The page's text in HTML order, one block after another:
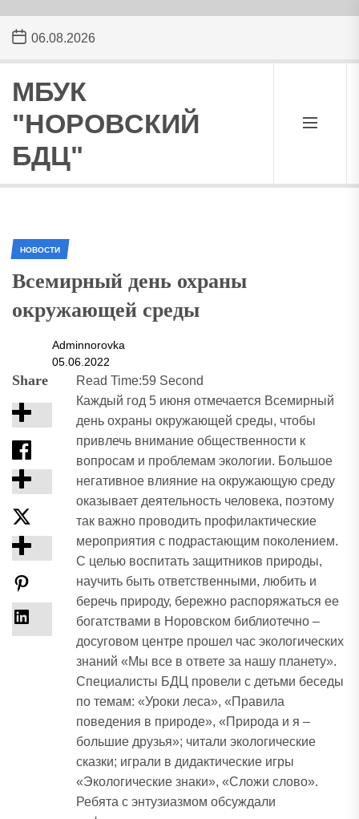
the
content
06.08.2026
МБУК
"НОРОВСКИЙ
БДЦ"
НОВОСТИ
Всемирный день охраны
окружающей среды
Adminnorovka
05.06.2022
Share Read Time:59 Second
Каждый год 5 июня отмечается Всемирный
день охраны окружающей среды, чтобы
привлечь внимание общественности к
вопросам и проблемам экологии. Большое
негативное влияние на окружающую среду
оказывает деятельность человека, поэтому
так важно проводить профилактические
мероприятия с подрастающим поколением.
С целью воспитать защитников природы,
научить быть ответственными, любить и
беречь природу, бережно распоряжаться ее
богатствами в Норовском библиотечно –
досуговом центре прошел час экологических
знаний «Мы все в ответе за нашу планету».
Специалисты БДЦ провели с детьми беседы
по темам: «Уроки леса», «Правила
поведения в природе», «Природа и я –
большие друзья»; читали экологические
сказки; играли в дидактические игры
«Экологические знаки», «Сложи слово».
Ребята с энтузиазмом обсуждали